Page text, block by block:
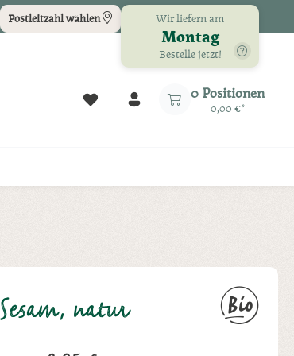
Postleitzahl wählen Wir liefern am
Montag
Bestelle jetzt!
Du hast 0 Produkte auf dem
0 Positionen
0,00 €*
natur